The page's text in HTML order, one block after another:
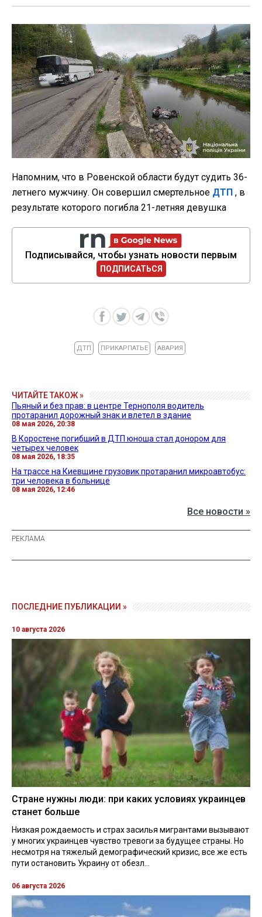
Напомним, что в Ровенской области будут судить 36-
летнего мужчину. Он совершил смертельное ДТП , в
результате которого погибла 21-летняя девушка
Подписывайся, чтобы узнать новости первым
ПОДПИСАТЬСЯ
ДТП ПРИКАРПАТЬЕ АВАРИЯ
ЧИТАЙТЕ ТАКОЖ »
Пьяный и без прав: в центре Тернополя водитель
протаранил дорожный знак и влетел в здание
08 мая 2026, 20:38
В Коростене погибший в ДТП юноша стал донором для
четырех человек
08 мая 2026, 18:35
На трассе на Киевщине грузовик протаранил микроавтобус:
три человека в больнице
08 мая 2026, 12:46
Все новости »
ПОСЛЕДНИЕ ПУБЛИКАЦИИ »
10 августа 2026
Стране нужны люди: при каких условиях украинцев
станет больше
Низкая рождаемость и страх засилья мигрантами вызывают
у многих украинцев чувство тревоги за будущее страны. Но
несмотря на тяжелый демографический кризис, все же есть
пути остановить Украину от обезл...
06 августа 2026